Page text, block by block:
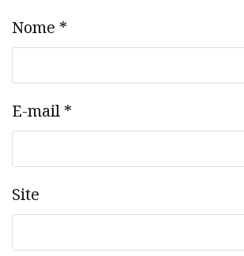
Nome *
E-mail *
Site